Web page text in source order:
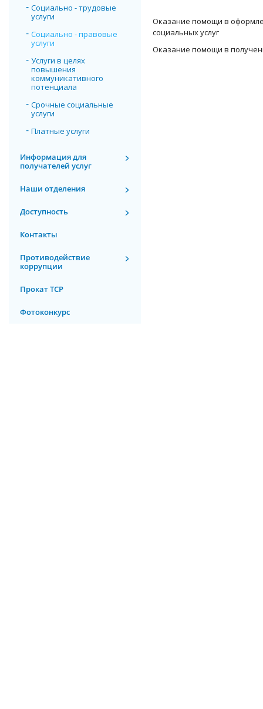
Социально - трудовые
услуги
Социально - правовые
услуги
Услуги в целях
повышения
коммуникативного
потенциала
Срочные социальные
услуги
Платные услуги
Информация для
получателей услуг
Наши отделения
Доступность
Контакты
Противодействие
коррупции
Прокат ТСР
Фотоконкурс
Оказание помощи в
социальных услуг
Оказание помощи в